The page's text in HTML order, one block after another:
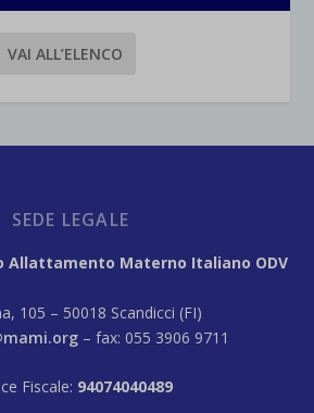
VAI ALL’ELENCO
SEDE LEGALE
Allattamento Materno Italiano ODV
105 – 50018 Scandicci (FI)
– fax: 055 3906 9711
Fiscale: 94074040489